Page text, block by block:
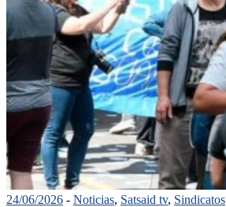
24/06/2026 - Noticias, Satsaid tv, Sindicatos